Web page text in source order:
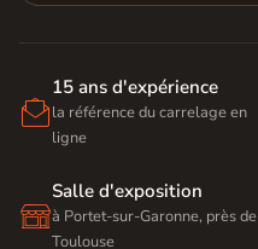

15 ans d'expérience
la référence du carrelage en
ligne

Salle d'exposition
à Portet-sur-Garonne, près de
Toulouse